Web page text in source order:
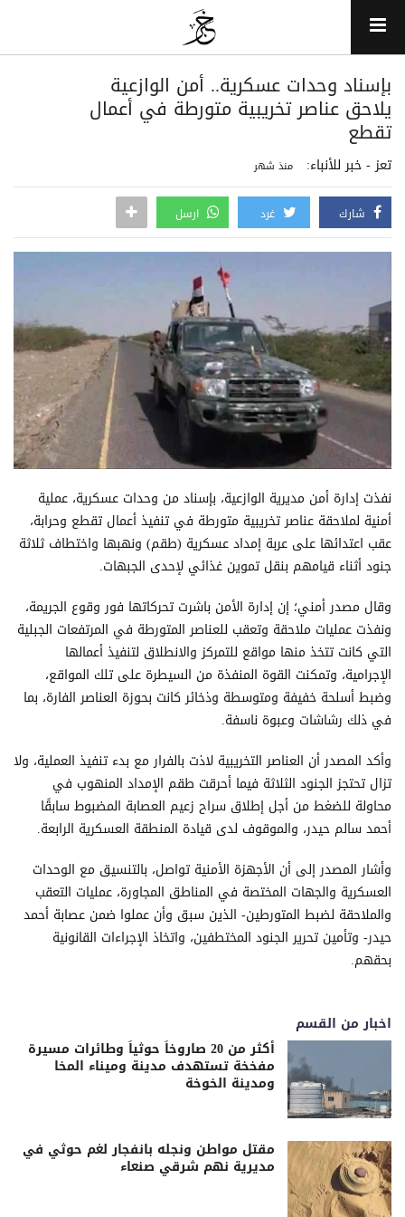
بإسناد وحدات عسكرية.. أمن الوازعية
يلاحق عناصر تخريبية متورطة في أعمال
تقطع
تعز - خبر للأنباء: منذ شهر
شارك غرد ارسل
نفذت إدارة أمن مديرية الوازعية، بإسناد من وحدات عسكرية، عملية
أمنية لملاحقة عناصر تخريبية متورطة في تنفيذ أعمال تقطع وحرابة،
عقب اعتدائها على عربة إمداد عسكرية (طقم) ونهبها واختطاف ثلاثة
جنود أثناء قيامهم بنقل تموين غذائي لإحدى الجبهات.
وقال مصدر أمني؛ إن إدارة الأمن باشرت تحركاتها فور وقوع الجريمة،
ونفذت عمليات ملاحقة وتعقب للعناصر المتورطة في المرتفعات الجبلية
التي كانت تتخذ منها مواقع للتمركز والانطلاق لتنفيذ أعمالها
الإجرامية، وتمكنت القوة المنفذة من السيطرة على تلك المواقع،
وضبط أسلحة خفيفة ومتوسطة وذخائر كانت بحوزة العناصر الفارة، بما
في ذلك رشاشات وعبوة ناسفة.
وأكد المصدر أن العناصر التخريبية لاذت بالفرار مع بدء تنفيذ العملية، ولا
تزال تحتجز الجنود الثلاثة فيما أحرقت طقم الإمداد المنهوب في
محاولة للضغط من أجل إطلاق سراح زعيم العصابة المضبوط سابقًا
أحمد سالم حيدر، والموقوف لدى قيادة المنطقة العسكرية الرابعة.
وأشار المصدر إلى أن الأجهزة الأمنية تواصل، بالتنسيق مع الوحدات
العسكرية والجهات المختصة في المناطق المجاورة، عمليات التعقب
والملاحقة لضبط المتورطين- الذين سبق وأن عملوا ضمن عصابة أحمد
حيدر- وتأمين تحرير الجنود المختطفين، واتخاذ الإجراءات القانونية
بحقهم.
اخبار من القسم
أكثر من 20 صاروخاً حوثياً وطائرات مسيرة
مفخخة تستهدف مدينة وميناء المخا
ومدينة الخوخة
مقتل مواطن ونجله بانفجار لغم حوثي في
مديرية نهم شرقي صنعاء